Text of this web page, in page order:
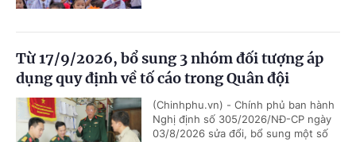
Từ 17/9/2026, bổ sung 3 nhóm đối tượng áp
dụng quy định về tố cáo trong Quân đội
(Chinhphu.vn) - Chính phủ ban hành
Nghị định số 305/2026/NĐ-CP ngày
03/8/2026 sửa đổi, bổ sung một số